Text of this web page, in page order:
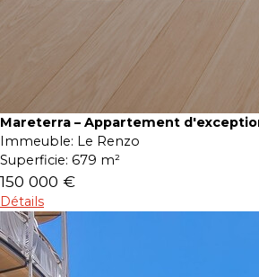
Mareterra – Appartement
Immeuble: Le Renzo
Superficie: 679 m²
150 000 €
Détails